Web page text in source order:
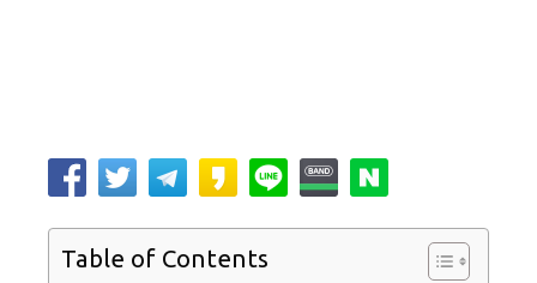
Table of Contents